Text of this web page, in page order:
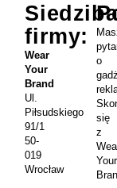
o
się
z
Your
firmy:
Wear
Your
Brand
Ul.
Piłsudskiego
91/1
50-
019
Wrocław